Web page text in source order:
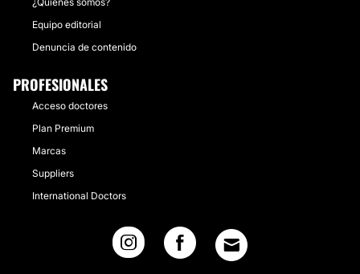
Equipo editorial
Denuncia de contenido
PROFESIONALES
Acceso doctores
Plan Premium
Marcas
Suppliers
International Doctors